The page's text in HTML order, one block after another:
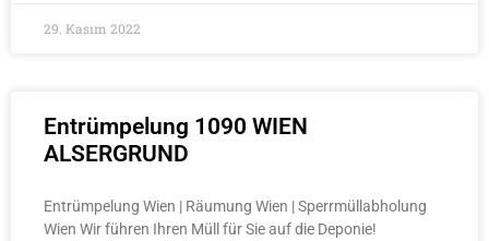
29. Kasım 2022
Entrümpelung 1090 WIEN
ALSERGRUND
Entrümpelung Wien | Räumung Wien | Sperrmüllabholung
Wien Wir führen Ihren Müll für Sie auf die Deponie!